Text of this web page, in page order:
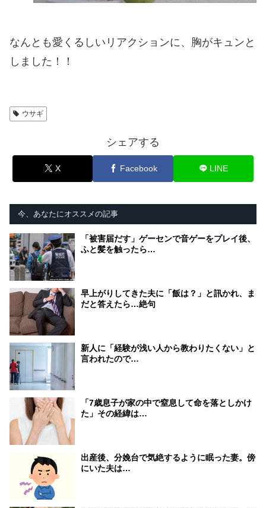
なんとも愛くるしいリアクションに、胸がキュンと
しました！！
ウサギ
シェアする
X Facebook LINE
今、あなたにオススメの記事
「被害届だす」ゲーセンで音ゲーをプレイ後、
ふと髪を触ったら…
早上がりしてきた夫に「飯は？」と訊かれ、ま
だと答えたら…絶句
新人に「経験が浅い人から教わりたくない」と
言われたので…
「7歳息子が家の中で窒息して命を落としかけ
た」その経緯は…
出産後、分娩台で気絶するように眠った妻。傍
にいた夫は…